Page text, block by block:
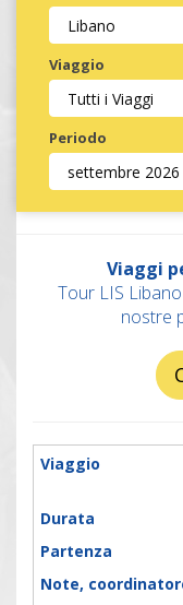
Viaggio
Periodo
Viaggi
Tour LIS
nostre